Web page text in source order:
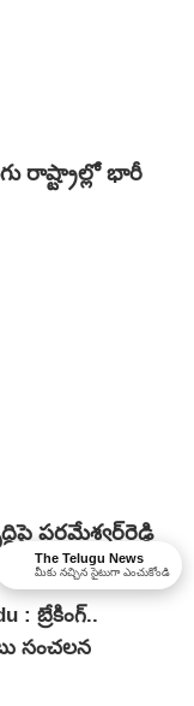
రాష్ట్రాల్లో భారీ
పరమేశ్వర్‌రెడ్డి
: బ్రేకింగ్..
సంచలన
The Telugu News
మీకు నచ్చిన సైటుగా ఎంచుకోండి